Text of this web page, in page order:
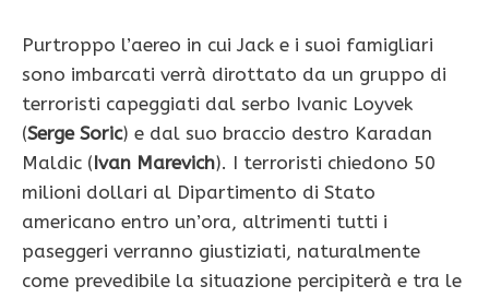
Purtroppo l’aereo in cui Jack e i suoi famigliari
sono imbarcati verrà dirottato da un gruppo di
terroristi capeggiati dal serbo Ivanic Loyvek
(Serge Soric) e dal suo braccio destro Karadan
Maldic (Ivan Marevich). I terroristi chiedono 50
milioni dollari al Dipartimento di Stato
americano entro un’ora, altrimenti tutti i
paseggeri verranno giustiziati, naturalmente
come prevedibile la situazione percipiterà e tra le